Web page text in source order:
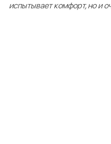
испытывает комфорт, но и